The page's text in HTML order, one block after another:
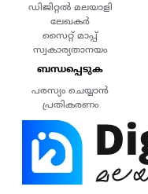
ഡിജിറ്റൽ മലയാളി
ലേഖകർ
സൈറ്റ് മാപ്പ്
സ്വകാര്യതാനയം
ബന്ധപ്പെടുക
പരസ്യം ചെയ്യാൻ
പ്രതികരണം